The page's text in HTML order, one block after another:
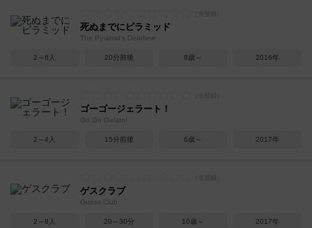
死ぬまでにピラミッド
The Pyramid’s Deadline
2～6人 20分前後 8歳～ 2016年
ゴーゴージェラート！
Go Go Gelato!
2～4人 15分前後 6歳～ 2017年
ゲスクラブ
Guess Club
2～8人 20～30分 10歳～ 2017年